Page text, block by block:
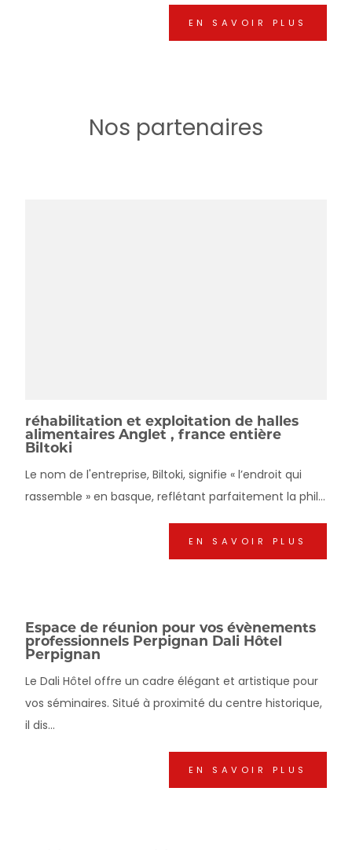
EN SAVOIR PLUS
Nos partenaires
réhabilitation et exploitation de halles
alimentaires Anglet , france entière
Biltoki
Le nom de l'entreprise, Biltoki, signifie « l’endroit qui
rassemble » en basque, reflétant parfaitement la phil...
EN SAVOIR PLUS
Espace de réunion pour vos évènements
professionnels Perpignan Dali Hôtel
Perpignan
Le Dali Hôtel offre un cadre élégant et artistique pour
vos séminaires. Situé à proximité du centre historique,
il dis...
EN SAVOIR PLUS